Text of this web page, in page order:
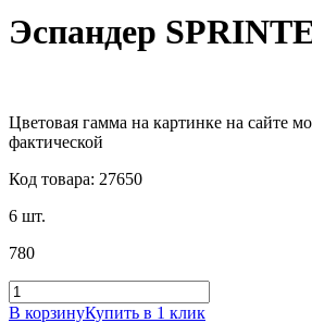
Эспандер
Цветовая гамма на картинке на сайте
фактической
Код товара: 27650
6 шт.
780
В корзинуКупить в 1 клик